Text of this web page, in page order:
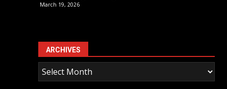
March 19, 2026
ARCHIVES